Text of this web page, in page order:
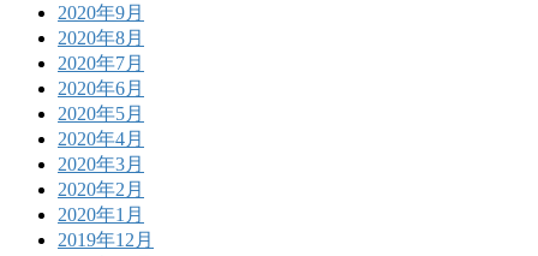
2020年9月
2020年8月
2020年7月
2020年6月
2020年5月
2020年4月
2020年3月
2020年2月
2020年1月
2019年12月